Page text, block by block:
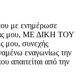
με ενημέρωσε
μου, ΜΕ ΔΙΚΗ ΤΟΥ
μου, συνεχής
εναγωνίως την
απαιτείται από την